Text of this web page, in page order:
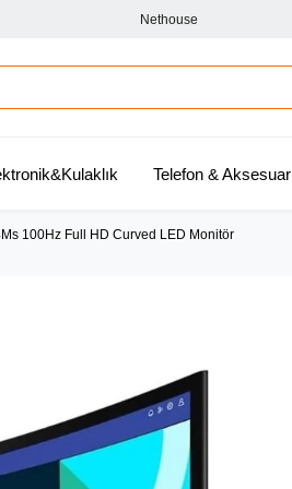
Nethouse
Telefon & Aksesuar
100Hz Full HD Curved LED Monitör